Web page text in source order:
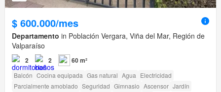
$ 600.000/mes
Departamento in Población Vergara, Viña del Mar, Región de
Valparaíso
2 2 60 m²
Balcón Cocina equipada Gas natural Agua Electricidad
Parcialmente amoblado Seguridad Gimnasio Ascensor Jardín